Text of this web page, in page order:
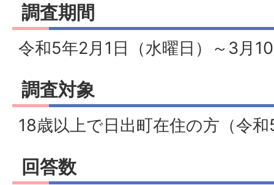
調査期間
令和5年2月1日（水曜日）～3月
調査対象
18歳以上で日出町在住の方（令
回答数